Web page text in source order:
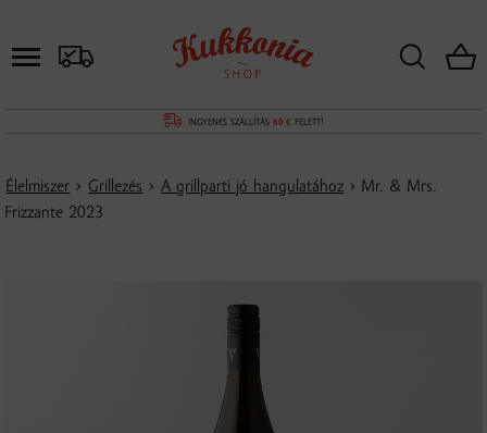
INGYENES SZÁLLÍTÁS 60 € FELETT!
Élelmiszer › Grillezés › A grillparti jó hangulatához › Mr. & Mrs.
Frizzante 2023